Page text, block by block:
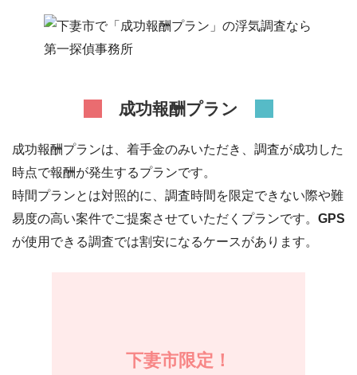
成功報酬プラン
成功報酬プランは、着手金のみいただき、調査が成功した
時点で報酬が発生するプランです。
時間プランとは対照的に、調査時間を限定できない際や難
易度の高い案件でご提案させていただくプランです。 GPS
が使用できる調査では割安になるケースがあります。
下妻市限定！